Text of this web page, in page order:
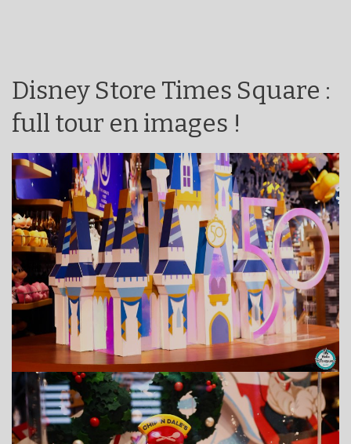
Disney Store Times Square :
full tour en images !